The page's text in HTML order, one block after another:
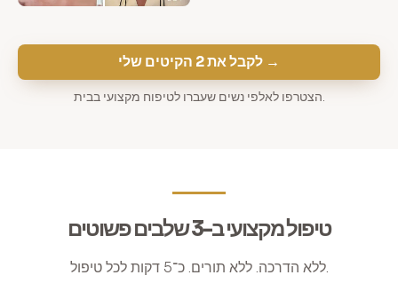
לקבל את 2 הקיטים שלי →
הצטרפו לאלפי נשים שעברו לטיפוח מקצועי בבית.
טיפול מקצועי ב-3 שלבים פשוטים
ללא הדרכה. ללא תורים. כ־5 דקות לכל טיפול.